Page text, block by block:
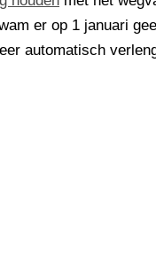
er op 1 januari
automatisch